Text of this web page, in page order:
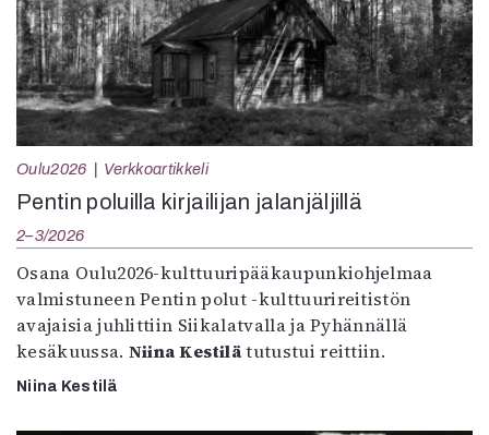
Oulu2026 Verkkoartikkeli
Pentin poluilla kirjailijan jalanjäljillä
2–3/2026
Osana Oulu2026-kulttuuripääkaupunkiohjelmaa
valmistuneen Pentin polut -kulttuurireitistön
avajaisia juhlittiin Siikalatvalla ja Pyhännällä
kesäkuussa. Niina Kestilätutustui reittiin.
Niina Kestilä